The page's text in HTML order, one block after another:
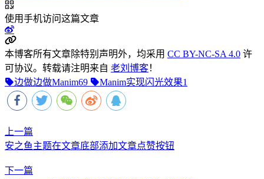
使用手机访问这篇文章
本博客所有文章除特别声明外，均采用 CC BY-NC-SA 4.0 许
可协议。转载请注明来自 老刘博客！
边做边做Manim69 Manim实现闪光效果1
上一篇
安之鱼主题在文章底部添加文章点赞按钮
下一篇